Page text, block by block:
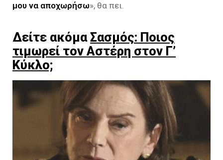
μου να αποχωρήσω», θα πει.
Δείτε ακόμαΣασμός: Ποιος
τιμωρεί τον Αστέρη στον Γ’
Kύκλο;